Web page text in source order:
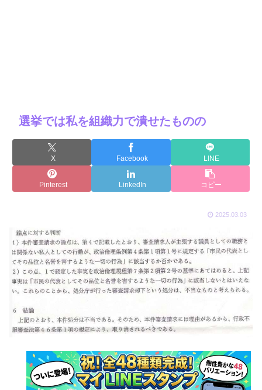
選挙では私を組織力で潰せたものの
X Facebook LINE
Pinterest LinkedIn コピー
2025.03.03